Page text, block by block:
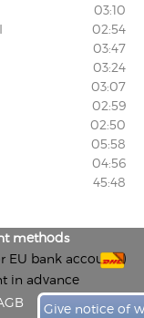
03:10
02:54
03:47
03:24
03:07
02:59
02:50
05:58
04:56
45:48
methods
EU bank accounts)
in advance
Give notice of